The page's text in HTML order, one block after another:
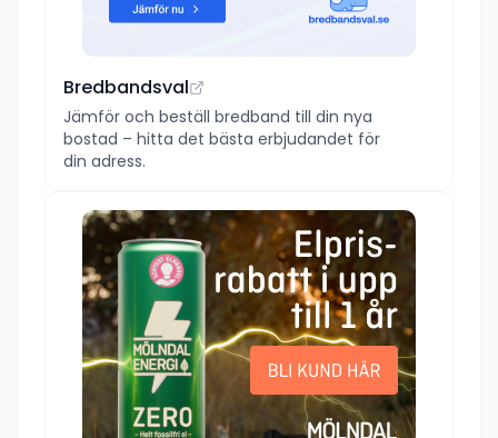
Bredbandsval
Jämför och beställ bredband till din nya
bostad – hitta det bästa erbjudandet för
din adress.